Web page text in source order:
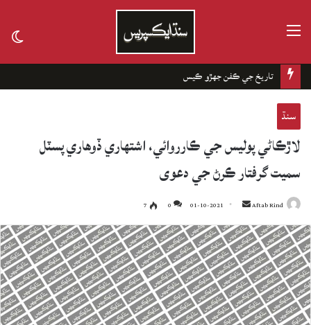
تاريخ جي ڪفن جھڙو ڪيس
سنڌ
لاڙڪاڻي پوليس جي ڪارروائي، اشتهاري ڏوهاري پسٽل
سميت گرفتار ڪرڻ جي دعوى
Aftab Rind
Send
an
email
01-10-2021
0
7